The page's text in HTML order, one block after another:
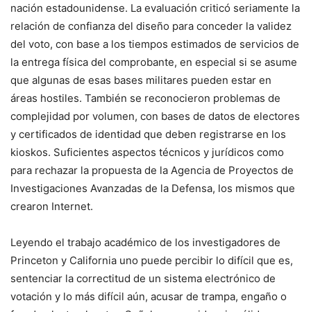
nación estadounidense. La evaluación criticó seriamente la
relación de confianza del diseño para conceder la validez
del voto, con base a los tiempos estimados de servicios de
la entrega física del comprobante, en especial si se asume
que algunas de esas bases militares pueden estar en
áreas hostiles. También se reconocieron problemas de
complejidad por volumen, con bases de datos de electores
y certificados de identidad que deben registrarse en los
kioskos. Suficientes aspectos técnicos y jurídicos como
para rechazar la propuesta de la Agencia de Proyectos de
Investigaciones Avanzadas de la Defensa, los mismos que
crearon Internet.
Leyendo el trabajo académico de los investigadores de
Princeton y California uno puede percibir lo difícil que es,
sentenciar la correctitud de un sistema electrónico de
votación y lo más difícil aún, acusar de trampa, engaño o